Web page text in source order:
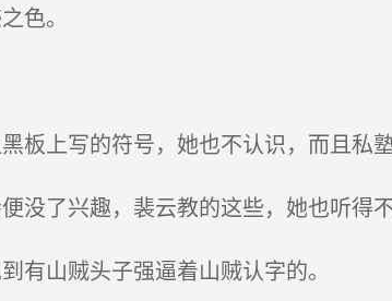
色。
上写的符号，她也不认识，而且私
了兴趣，裴云教的这些，她也听得不
山贼头子强逼着山贼认字的。